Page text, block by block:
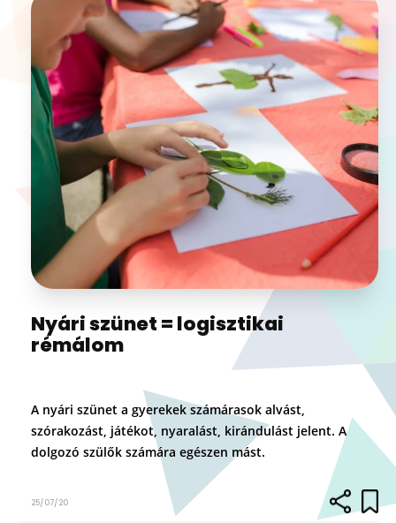
Nyári szünet = logisztikai
rémálom
A nyári szünet a gyerekek számárasok alvást,
szórakozást, játékot, nyaralást, kirándulást jelent. A
dolgozó szülők számára egészen mást.
25/07/20